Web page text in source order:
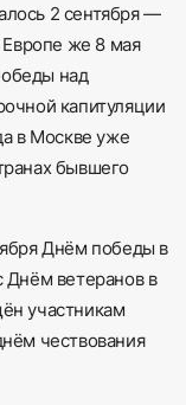
2 сентября —
Европе же 8 мая
над
капитуляции
в Москве уже
бывшего
Днём победы в
Днём ветеранов в
участникам
чествования